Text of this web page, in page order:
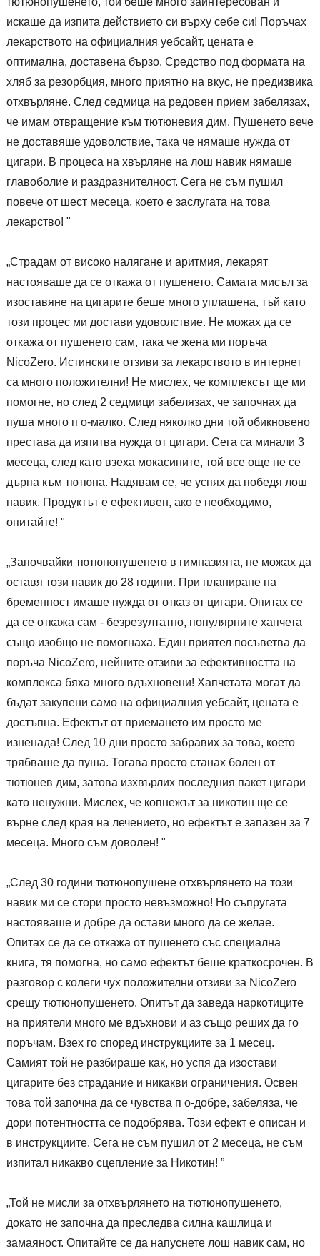
искаше да изпита действието си върху себе си! Поръчах
лекарството на официалния уебсайт, цената е
оптимална, доставена бързо. Средство под формата на
хляб за резорбция, много приятно на вкус, не предизвика
отхвърляне. След седмица на редовен прием забелязах,
че имам отвращение към тютюневия дим. Пушенето вече
не доставяше удоволствие, така че нямаше нужда от
цигари. В процеса на хвърляне на лош навик нямаше
главоболие и раздразнителност. Сега не съм пушил
повече от шест месеца, което е заслугата на това
лекарство! "
„Страдам от високо налягане и аритмия, лекарят
настояваше да се откажа от пушенето. Самата мисъл за
изоставяне на цигарите беше много уплашена, тъй като
този процес ми достави удоволствие. Не можах да се
откажа от пушенето сам, така че жена ми поръча
NicoZero. Истинските отзиви за лекарството в интернет
са много положителни! Не мислех, че комплексът ще ми
помогне, но след 2 седмици забелязах, че започнах да
пуша много п о-малко. След няколко дни той обикновено
престава да изпитва нужда от цигари. Сега са минали 3
месеца, след като взеха мокасините, той все още не се
дърпа към тютюна. Надявам се, че успях да победя лош
навик. Продуктът е ефективен, ако е необходимо,
опитайте! "
„Започвайки тютюнопушенето в гимназията, не можах да
оставя този навик до 28 години. При планиране на
бременност имаше нужда от отказ от цигари. Опитах се
да се откажа сам - безрезултатно, популярните хапчета
също изобщо не помогнаха. Един приятел посъветва да
поръча NicoZero, нейните отзиви за ефективността на
комплекса бяха много вдъхновени! Хапчетата могат да
бъдат закупени само на официалния уебсайт, цената е
достъпна. Ефектът от приемането им просто ме
изненада! След 10 дни просто забравих за това, което
трябваше да пуша. Тогава просто станах болен от
тютюнев дим, затова изхвърлих последния пакет цигари
като ненужни. Мислех, че копнежът за никотин ще се
върне след края на лечението, но ефектът е запазен за 7
месеца. Много съм доволен! "
„След 30 години тютюнопушене отхвърлянето на този
навик ми се стори просто невъзможно! Но съпругата
настояваше и добре да остави много да се желае.
Опитах се да се откажа от пушенето със специална
книга, тя помогна, но само ефектът беше краткосрочен. В
разговор с колеги чух положителни отзиви за NicoZero
срещу тютюнопушенето. Опитът да заведа наркотиците
на приятели много ме вдъхнови и аз също реших да го
поръчам. Взех го според инструкциите за 1 месец.
Самият той не разбираше как, но успя да изостави
цигарите без страдание и никакви ограничения. Освен
това той започна да се чувства п о-добре, забеляза, че
дори потентността се подобрява. Този ефект е описан и
в инструкциите. Сега не съм пушил от 2 месеца, не съм
изпитал никакво сцепление за Никотин! ”
„Той не мисли за отхвърлянето на тютюнопушенето,
докато не започна да преследва силна кашлица и
замаяност. Опитайте се да напуснете лош навик сам, но